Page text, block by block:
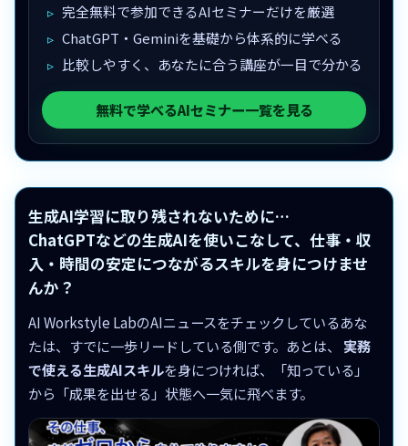
完全無料で参加できるAIセミナーだけを厳選
ChatGPT・Geminiを基礎から体系的に学べる
比較しやすく、あなたに合う講座が一目で分かる
無料で学べるAIセミナー一覧を見る
生成AI学習に取り残されないために…
ChatGPTなどの生成AIを使いこなして、仕事・収
入・時間の安定につながるスキルを身につけませ
んか？
AI Workstyle LabのAIニュースをチェックしているあな
たは、すでに一歩リードしている側です。あとは、 実務
で使える生成AIスキルを身につければ、「知っている」
から「成果を出せる」状態へ一気に飛べます。